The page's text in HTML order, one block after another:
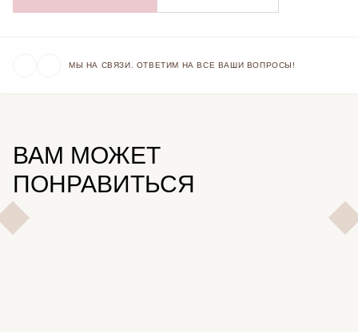
МЫ НА СВЯЗИ. ОТВЕТИМ НА ВСЕ ВАШИ ВОПРОСЫ!
ВАМ МОЖЕТ
ПОНРАВИТЬСЯ